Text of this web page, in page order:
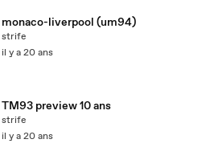
monaco-liverpool (um94)
strife
il y a 20 ans
TM93 preview 10 ans
strife
il y a 20 ans